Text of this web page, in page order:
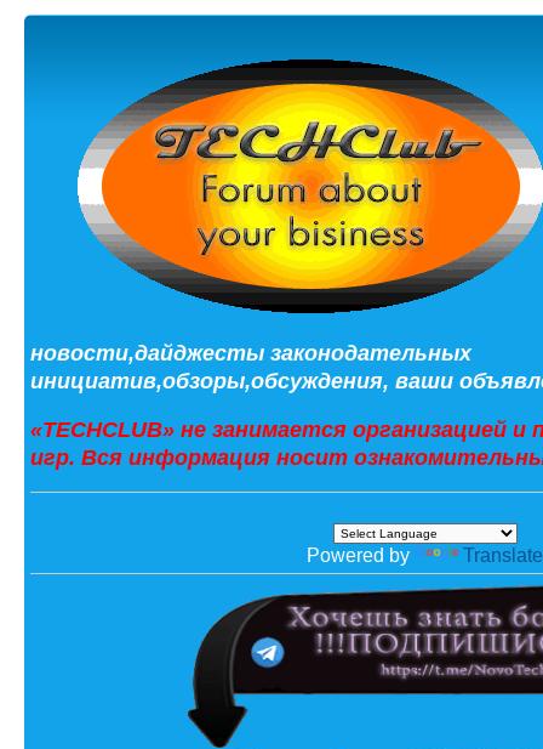
новости,дайджесты законодательных
инициатив,обзоры,обсуждения, ваши
«TECHCLUB» не занимается организацией
игр. Вся информация носит
Powered by Translate